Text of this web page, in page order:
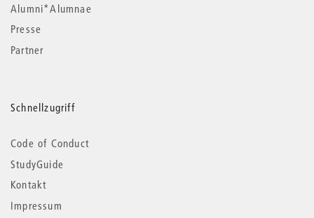
Alumni*Alumnae
Presse
Partner
Schnellzugriff
Code of Conduct
StudyGuide
Kontakt
Impressum